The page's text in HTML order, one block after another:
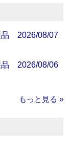
品 2026/08/07
品 2026/08/06
もっと見る »